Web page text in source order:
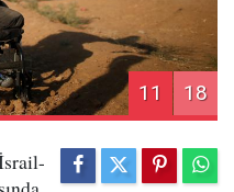
11 18